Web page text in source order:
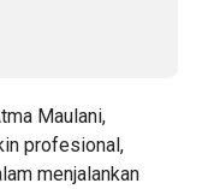
Maulani,
profesional,
menjalankan